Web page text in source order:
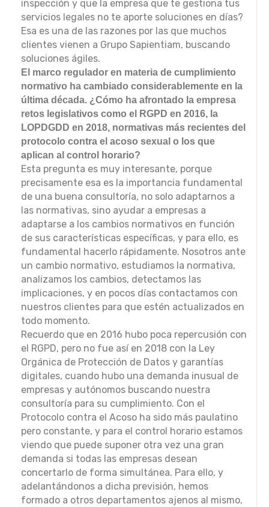
inspección y que la empresa que te gestiona tus
servicios legales no te aporte soluciones en días?
Esa es una de las razones por las que muchos
clientes vienen a Grupo Sapientiam, buscando
soluciones ágiles.
El marco regulador en materia de cumplimiento
normativo ha cambiado considerablemente en la
última década. ¿Cómo ha afrontado la empresa
retos legislativos como el RGPD en 2016, la
LOPDGDD en 2018, normativas más recientes del
protocolo contra el acoso sexual o los que
aplican al control horario?
Esta pregunta es muy interesante, porque
precisamente esa es la importancia fundamental
de una buena consultoría, no solo adaptarnos a
las normativas, sino ayudar a empresas a
adaptarse a los cambios normativos en función
de sus características específicas, y para ello, es
fundamental hacerlo rápidamente. Nosotros ante
un cambio normativo, estudiamos la normativa,
analizamos los cambios, detectamos las
implicaciones, y en pocos días contactamos con
nuestros clientes para que estén actualizados en
todo momento.
Recuerdo que en 2016 hubo poca repercusión con
el RGPD, pero no fue así en 2018 con la Ley
Orgánica de Protección de Datos y garantías
digitales, cuando hubo una demanda inusual de
empresas y autónomos buscando nuestra
consultoría para su cumplimiento. Con el
Protocolo contra el Acoso ha sido más paulatino
pero constante, y para el control horario estamos
viendo que puede suponer otra vez una gran
demanda si todas las empresas desean
concertarlo de forma simultánea. Para ello, y
adelantándonos a dicha previsión, hemos
formado a otros departamentos ajenos al mismo,